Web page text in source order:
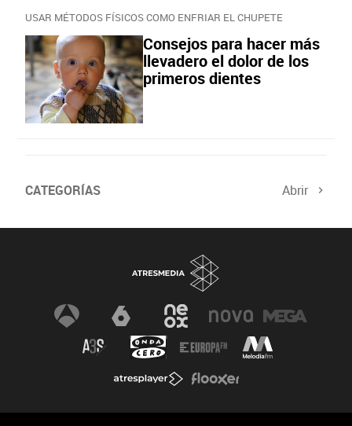
USAR MÉTODOS FÍSICOS COMO ENFRIAR EL CHUPETE
Consejos para hacer más
llevadero el dolor de los
primeros dientes
CATEGORÍAS Abrir